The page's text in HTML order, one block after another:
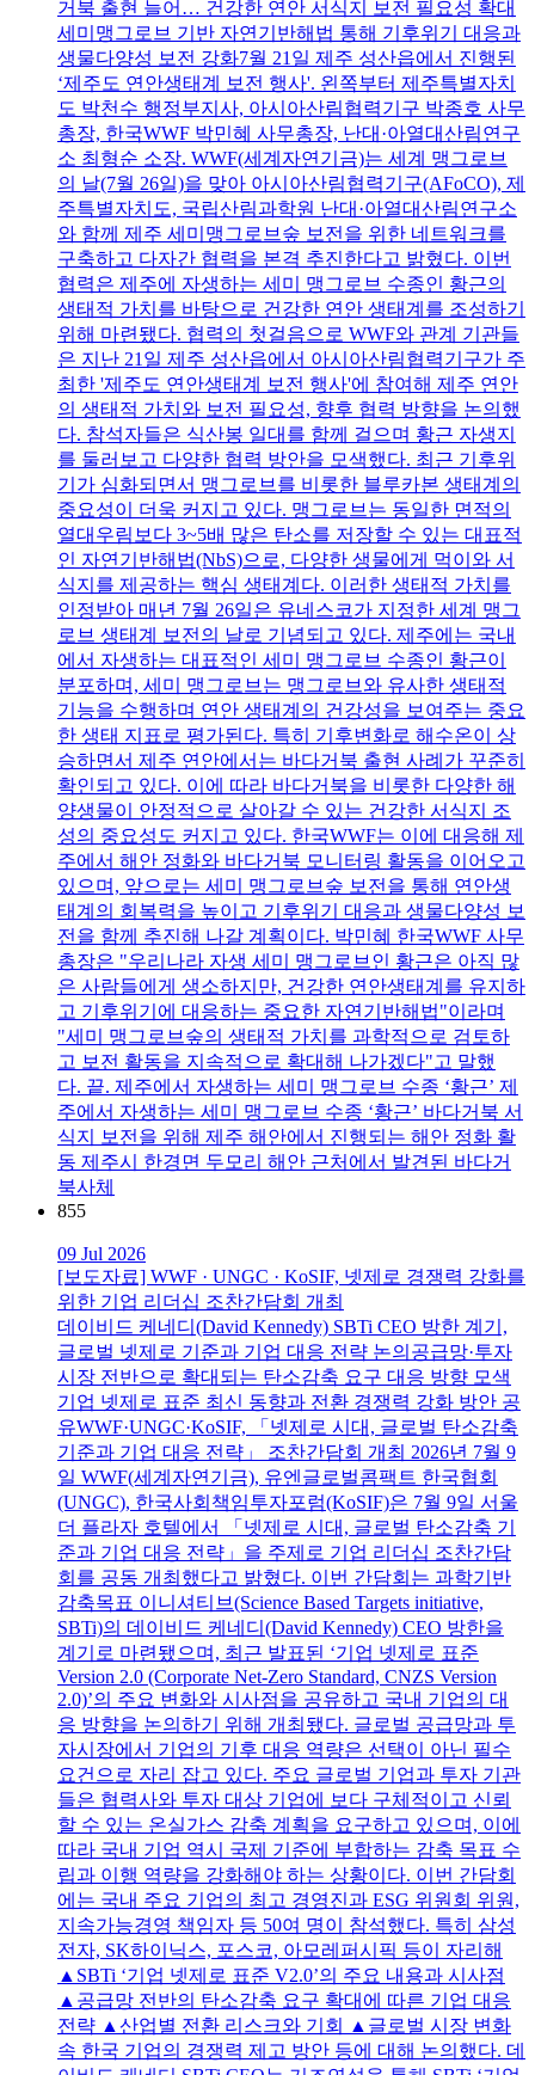
거북 출현 늘어… 건강한 연안 서식지 보전 필요성 확대
세미맹그로브 기반 자연기반해법 통해 기후위기 대응과
생물다양성 보전 강화7월 21일 제주 성산읍에서 진행된
‘제주도 연안생태계 보전 행사'. 왼쪽부터 제주특별자치
도 박천수 행정부지사, 아시아산림협력기구 박종호 사무
총장, 한국WWF 박민혜 사무총장, 난대·아열대산림연구
소 최형순 소장. WWF(세계자연기금)는 세계 맹그로브
의 날(7월 26일)을 맞아 아시아산림협력기구(AFoCO), 제
주특별자치도, 국립산림과학원 난대·아열대산림연구소
와 함께 제주 세미맹그로브숲 보전을 위한 네트워크를
구축하고 다자간 협력을 본격 추진한다고 밝혔다. 이번
협력은 제주에 자생하는 세미 맹그로브 수종인 황근의
생태적 가치를 바탕으로 건강한 연안 생태계를 조성하기
위해 마련됐다. 협력의 첫걸음으로 WWF와 관계 기관들
은 지난 21일 제주 성산읍에서 아시아산림협력기구가 주
최한 '제주도 연안생태계 보전 행사'에 참여해 제주 연안
의 생태적 가치와 보전 필요성, 향후 협력 방향을 논의했
다. 참석자들은 식산봉 일대를 함께 걸으며 황근 자생지
를 둘러보고 다양한 협력 방안을 모색했다. 최근 기후위
기가 심화되면서 맹그로브를 비롯한 블루카본 생태계의
중요성이 더욱 커지고 있다. 맹그로브는 동일한 면적의
열대우림보다 3~5배 많은 탄소를 저장할 수 있는 대표적
인 자연기반해법(NbS)으로, 다양한 생물에게 먹이와 서
식지를 제공하는 핵심 생태계다. 이러한 생태적 가치를
인정받아 매년 7월 26일은 유네스코가 지정한 세계 맹그
로브 생태계 보전의 날로 기념되고 있다. 제주에는 국내
에서 자생하는 대표적인 세미 맹그로브 수종인 황근이
분포하며, 세미 맹그로브는 맹그로브와 유사한 생태적
기능을 수행하며 연안 생태계의 건강성을 보여주는 중요
한 생태 지표로 평가된다. 특히 기후변화로 해수온이 상
승하면서 제주 연안에서는 바다거북 출현 사례가 꾸준히
확인되고 있다. 이에 따라 바다거북을 비롯한 다양한 해
양생물이 안정적으로 살아갈 수 있는 건강한 서식지 조
성의 중요성도 커지고 있다. 한국WWF는 이에 대응해 제
주에서 해안 정화와 바다거북 모니터링 활동을 이어오고
있으며, 앞으로는 세미 맹그로브숲 보전을 통해 연안생
태계의 회복력을 높이고 기후위기 대응과 생물다양성 보
전을 함께 추진해 나갈 계획이다. 박민혜 한국WWF 사무
총장은 "우리나라 자생 세미 맹그로브인 황근은 아직 많
은 사람들에게 생소하지만, 건강한 연안생태계를 유지하
고 기후위기에 대응하는 중요한 자연기반해법"이라며
"세미 맹그로브숲의 생태적 가치를 과학적으로 검토하
고 보전 활동을 지속적으로 확대해 나가겠다"고 말했
다. 끝. 제주에서 자생하는 세미 맹그로브 수종 ‘황근’ 제
주에서 자생하는 세미 맹그로브 수종 ‘황근’ 바다거북 서
식지 보전을 위해 제주 해안에서 진행되는 해안 정화 활
동 제주시 한경면 두모리 해안 근처에서 발견된 바다거
북사체
855
09 Jul 2026
[보도자료] WWF · UNGC · KoSIF, 넷제로 경쟁력 강화를
위한 기업 리더십 조찬간담회 개최
데이비드 케네디(David Kennedy) SBTi CEO 방한 계기,
글로벌 넷제로 기준과 기업 대응 전략 논의공급망·투자
시장 전반으로 확대되는 탄소감축 요구 대응 방향 모색
기업 넷제로 표준 최신 동향과 전환 경쟁력 강화 방안 공
유WWF·UNGC·KoSIF, 「넷제로 시대, 글로벌 탄소감축
기준과 기업 대응 전략」 조찬간담회 개최 2026년 7월 9
일 WWF(세계자연기금), 유엔글로벌콤팩트 한국협회
(UNGC), 한국사회책임투자포럼(KoSIF)은 7월 9일 서울
더 플라자 호텔에서 「넷제로 시대, 글로벌 탄소감축 기
준과 기업 대응 전략」을 주제로 기업 리더십 조찬간담
회를 공동 개최했다고 밝혔다. 이번 간담회는 과학기반
감축목표 이니셔티브(Science Based Targets initiative,
SBTi)의 데이비드 케네디(David Kennedy) CEO 방한을
계기로 마련됐으며, 최근 발표된 ‘기업 넷제로 표준
Version 2.0 (Corporate Net-Zero Standard, CNZS Version
2.0)’의 주요 변화와 시사점을 공유하고 국내 기업의 대
응 방향을 논의하기 위해 개최됐다. 글로벌 공급망과 투
자시장에서 기업의 기후 대응 역량은 선택이 아닌 필수
요건으로 자리 잡고 있다. 주요 글로벌 기업과 투자 기관
들은 협력사와 투자 대상 기업에 보다 구체적이고 신뢰
할 수 있는 온실가스 감축 계획을 요구하고 있으며, 이에
따라 국내 기업 역시 국제 기준에 부합하는 감축 목표 수
립과 이행 역량을 강화해야 하는 상황이다. 이번 간담회
에는 국내 주요 기업의 최고 경영진과 ESG 위원회 위원,
지속가능경영 책임자 등 50여 명이 참석했다. 특히 삼성
전자, SK하이닉스, 포스코, 아모레퍼시픽 등이 자리해
▲SBTi ‘기업 넷제로 표준 V2.0’의 주요 내용과 시사점
▲공급망 전반의 탄소감축 요구 확대에 따른 기업 대응
전략 ▲산업별 전환 리스크와 기회 ▲글로벌 시장 변화
속 한국 기업의 경쟁력 제고 방안 등에 대해 논의했다. 데